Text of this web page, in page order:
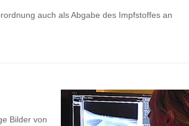
auch als Abgabe des Impfstoffes an
Bilder von